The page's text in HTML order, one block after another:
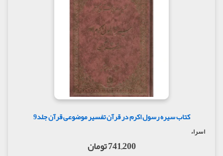
کتاب سیره رسول اکرم در قرآن تفسیر موضوعی قرآن جلد9
اسراء
741,200 تومان